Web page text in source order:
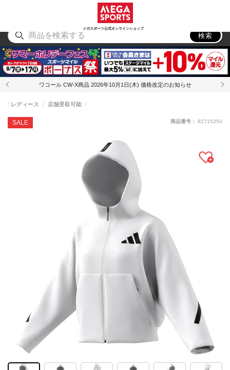
メガスポーツ公式オンラインショップ
アウトドア
検索
ワコール CW-X商品 2026年10月1日(木) 価格改定のお知らせ
SALE
レディース 店舗受取可能
商品番号： 82715350